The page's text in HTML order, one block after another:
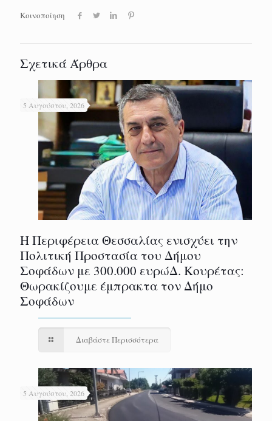
Κοινοποίηση
Σχετικά Άρθρα
5 Αυγούστου, 2026
Η Περιφέρεια Θεσσαλίας ενισχύει την
Πολιτική Προστασία του Δήμου
Σοφάδων με 300.000 ευρώΔ. Κουρέτας:
Θωρακίζουμε έμπρακτα τον Δήμο
Σοφάδων
Διαβάστε Περισσότερα
5 Αυγούστου, 2026